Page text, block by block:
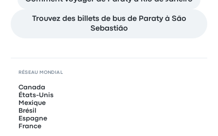
Trouvez des billets de bus de Paraty à São
Sebastião
RÉSEAU MONDIAL
Canada
États-Unis
Mexique
Brésil
Espagne
France